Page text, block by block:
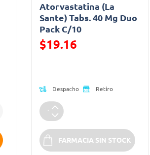
Atorvastatina (La
Sante) Tabs. 40 Mg Duo
Pack C/10
$19.16
Despacho Retiro
FARMACIA SIN STOCK